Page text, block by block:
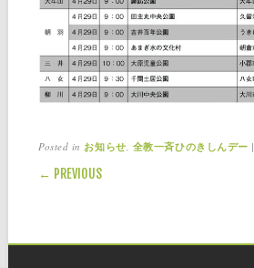
Posted in お知らせ, 全教一斉ひのきしんデー |
POST NAVIGATION
← PREVIOUS